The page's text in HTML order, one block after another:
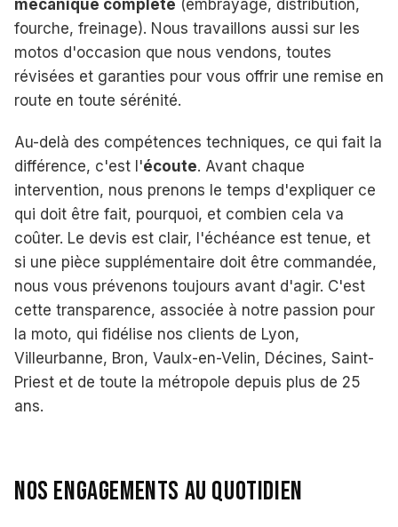
mécanique complète (embrayage, distribution,
fourche, freinage). Nous travaillons aussi sur les
motos d'occasion que nous vendons, toutes
révisées et garanties pour vous offrir une remise en
route en toute sérénité.
Au-delà des compétences techniques, ce qui fait la
différence, c'est l'écoute. Avant chaque
intervention, nous prenons le temps d'expliquer ce
qui doit être fait, pourquoi, et combien cela va
coûter. Le devis est clair, l'échéance est tenue, et
si une pièce supplémentaire doit être commandée,
nous vous prévenons toujours avant d'agir. C'est
cette transparence, associée à notre passion pour
la moto, qui fidélise nos clients de Lyon,
Villeurbanne, Bron, Vaulx-en-Velin, Décines, Saint-
Priest et de toute la métropole depuis plus de 25
ans.
Nos engagements au quotidien